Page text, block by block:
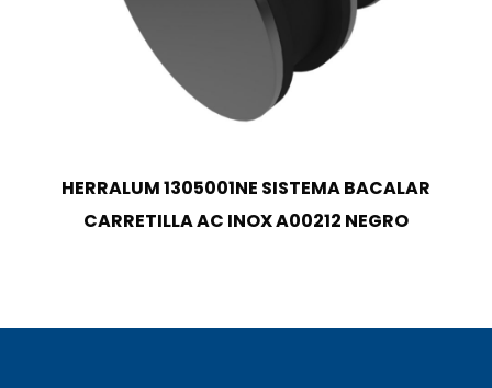
HERRALUM 1305001NE SISTEMA BACALAR
CARRETILLA AC INOX A00212 NEGRO